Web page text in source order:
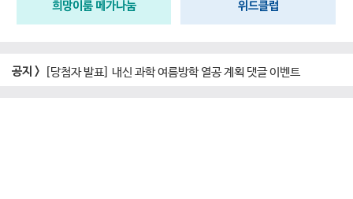
열공습관 동기부여 장학금 총 9천만원
메가스터디 사회공헌